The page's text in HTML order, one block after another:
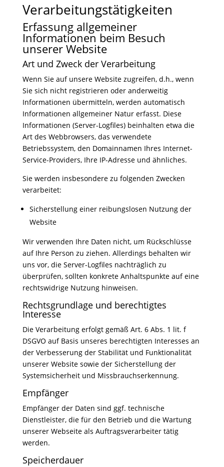
Verarbeitungstätigkeiten
Erfassung allgemeiner
Informationen beim Besuch
unserer Website
Art und Zweck der Verarbeitung
Wenn Sie auf unsere Website zugreifen, d.h., wenn
Sie sich nicht registrieren oder anderweitig
Informationen übermitteln, werden automatisch
Informationen allgemeiner Natur erfasst. Diese
Informationen (Server-Logfiles) beinhalten etwa die
Art des Webbrowsers, das verwendete
Betriebssystem, den Domainnamen Ihres Internet-
Service-Providers, Ihre IP-Adresse und ähnliches.
Sie werden insbesondere zu folgenden Zwecken
verarbeitet:
Sicherstellung einer reibungslosen Nutzung der
Website
Wir verwenden Ihre Daten nicht, um Rückschlüsse
auf Ihre Person zu ziehen. Allerdings behalten wir
uns vor, die Server-Logfiles nachträglich zu
überprüfen, sollten konkrete Anhaltspunkte auf eine
rechtswidrige Nutzung hinweisen.
Rechtsgrundlage und berechtigtes
Interesse
Die Verarbeitung erfolgt gemäß Art. 6 Abs. 1 lit. f
DSGVO auf Basis unseres berechtigten Interesses an
der Verbesserung der Stabilität und Funktionalität
unserer Website sowie der Sicherstellung der
Systemsicherheit und Missbrauchserkennung.
Empfänger
Empfänger der Daten sind ggf. technische
Dienstleister, die für den Betrieb und die Wartung
unserer Webseite als Auftragsverarbeiter tätig
werden.
Speicherdauer